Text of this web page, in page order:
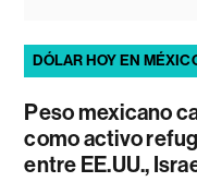
DÓLAR HOY EN
Peso mexicano
como activo
entre EE.UU.,